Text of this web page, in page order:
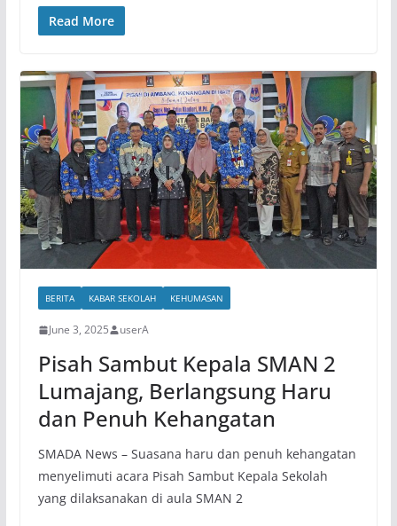
Read More
BERITA KABAR SEKOLAH KEHUMASAN
June 3, 2025 userA
Pisah Sambut Kepala SMAN 2
Lumajang, Berlangsung Haru
dan Penuh Kehangatan
SMADA News – Suasana haru dan penuh kehangatan
menyelimuti acara Pisah Sambut Kepala Sekolah
yang dilaksanakan di aula SMAN 2